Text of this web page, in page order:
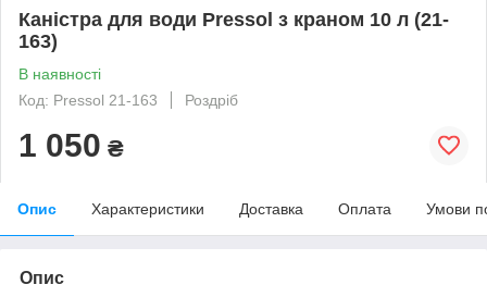
Каністра для води Pressol з краном 10 л (21-
163)
В наявності
Код: Pressol 21-163
Роздріб
1 050 ₴
Опис Характеристики Доставка Оплата Умови
Опис